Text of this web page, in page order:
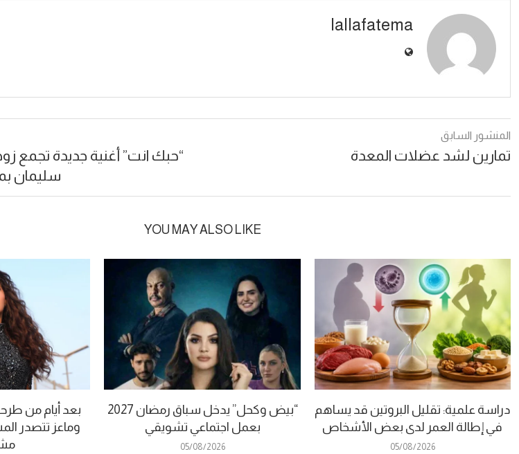
lallafatema
المنشور السابق
تمارين لشد عضلات المعدة
“حبك انت” أغنية جديدة تجمع
سليمان
YOU MAY ALSO LIKE
دراسة علمية: تقليل البروتين قد يساهم
في إطالة العمر لدى بعض الأشخاص
05/08/2026
“بيض وكحل” يدخل سباق رمضان 2027
بعمل اجتماعي تشويقي
05/08/2026
بعد أيام من